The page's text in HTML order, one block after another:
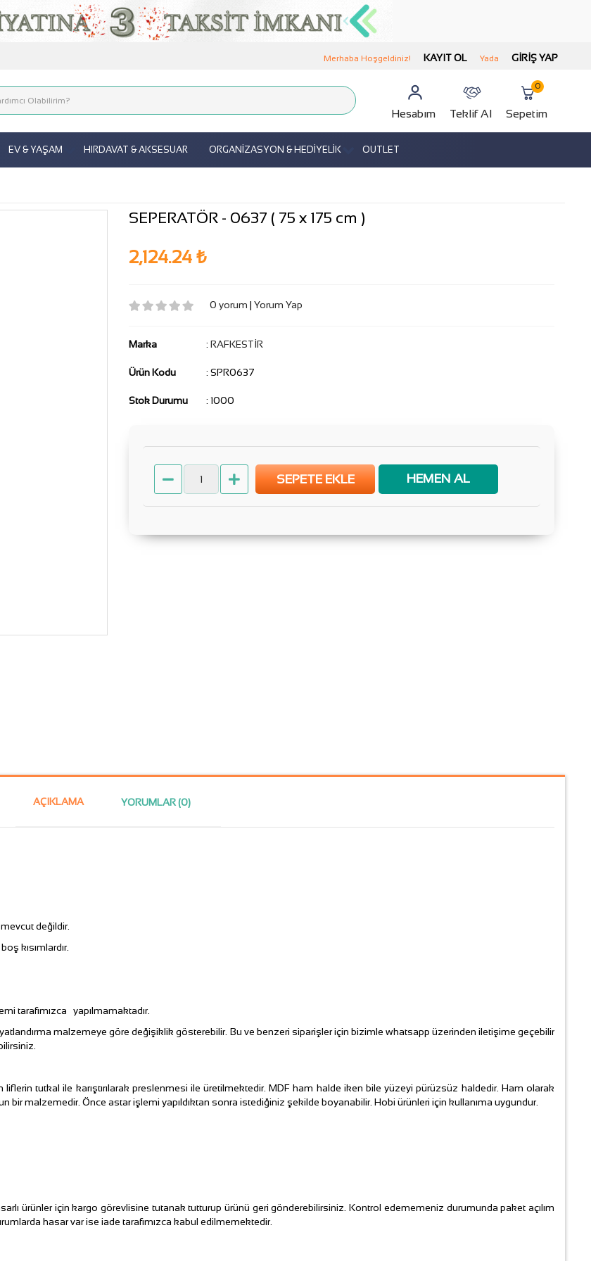
Merhaba Hoşgeldiniz! KAYIT OL Yada GIRIŞ YAP
Hesabım Teklif Al Sepetim
0
EV & YAŞAM HIRDAVAT & AKSESUAR ORGANİZASYON & HEDİYELİK OUTLET
SEPERATÖR - 0637 ( 75 x 175 cm )
2,124.24 ₺
0 yorum | Yorum Yap
Marka : RAFKESTİR
Ürün Kodu : SPR0637
Stok Durumu : 1000
SEPETE EKLE HEMEN AL
AÇIKLAMA YORUMLAR (0)
değildir.
kısımlardır.
tarafımızca yapılmamaktadır.
malzemeye göre değişiklik gösterebilir. Bu ve benzeri siparişler için bizimle whatsapp üzerinden iletişime geçebilir
liflerin tutkal ile karıştırılarak preslenmesi ile üretilmektedir. MDF ham halde iken bile yüzeyi pürüzsüz haldedir. Ham olarak
malzemedir. Önce astar işlemi yapıldıktan sonra istediğiniz şekilde boyanabilir. Hobi ürünleri için kullanıma uygundur.
için kargo görevlisine tutanak tutturup ürünü geri gönderebilirsiniz. Kontrol edememeniz durumunda paket açılım
hasar var ise iade tarafımızca kabul edilmemektedir.